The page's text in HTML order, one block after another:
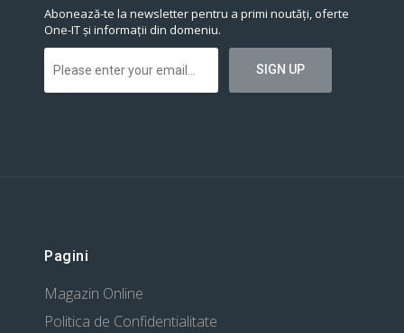
Abonează-te la newsletter pentru a primi noutăți, oferte
One-IT și informații din domeniu.
Pagini
Magazin Online
Politica de Confidentialitate